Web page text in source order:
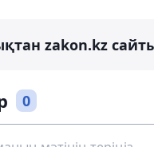
zakon.kz
0